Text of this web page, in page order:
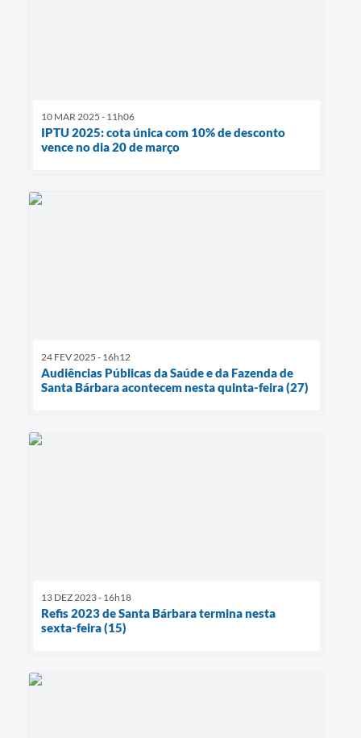
10 MAR 2025 - 11h06
IPTU 2025: cota única com 10% de desconto
vence no dia 20 de março
24 FEV 2025 - 16h12
Audiências Públicas da Saúde e da Fazenda de
Santa Bárbara acontecem nesta quinta-feira (27)
13 DEZ 2023 - 16h18
Refis 2023 de Santa Bárbara termina nesta
sexta-feira (15)